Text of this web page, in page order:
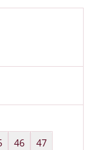
H. für
46
47